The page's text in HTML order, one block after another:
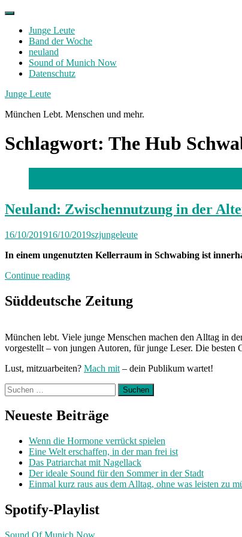
Skip
contentJunge Leute
Band der Woche
neuland
Sound of Munich Now
Datenschutz
Facebook
Twitter
Instagram
Junge Leute
München Lebt. Menschen und mehr.
Schlagwort: The Hub
Neuland: Zwischennutzung in der
16/10/201916/10/2019szjungeleute
In einem ungenutzten Kellerraum in Schwabing ist
Continue reading„Neuland:
in
der
Süddeutsche Zeitung
München lebt. Viele junge Menschen machen den Alltag in
vorgestellt – von jungen Autoren, für junge Leser. Die besten
Lust, mitzuarbeiten? Mach mit – dein Publikum wartet!
Suchen
nach:
Neueste Beiträge
Wenn die Hormone verrückt spielen
Eine Welt erschaffen, in der man frei ist
Das Patriarchat mit Nagellack
Der ideale Sound für den Sommer in der Stadt
Einmal kurz raus aus dem Alltag, ohne was leisten zu
Spotify-Playlist